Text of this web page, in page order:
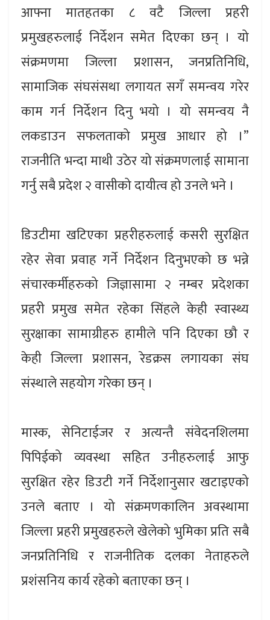
आफ्ना मातहतका ८ वटै जिल्ला प्रहरी
प्रमुखहरुलाई निर्देशन समेत दिएका छन् । यो
संक्रमणमा जिल्ला प्रशासन, जनप्रतिनिधि,
सामाजिक संघसंसथा लगायत सगँ समन्वय गरेर
काम गर्न निर्देशन दिनु भयो । यो समन्वय नै
लकडाउन सफलताको प्रमुख आधार हो ।”
राजनीति भन्दा माथी उठेर यो संक्रमणलाई सामाना
गर्नु सबै प्रदेश २ वासीको दायीत्व हो उनले भने ।
डिउटीमा खटिएका प्रहरीहरुलाई कसरी सुरक्षित
रहेर सेवा प्रवाह गर्ने निर्देशन दिनुभएको छ भन्ने
संचारकर्मीहरुको जिज्ञासामा २ नम्बर प्रदेशका
प्रहरी प्रमुख समेत रहेका सिंहले केही स्वास्थ्य
सुरक्षाका सामाग्रीहरु हामीले पनि दिएका छौ र
केही जिल्ला प्रशासन, रेडक्रस लगायका संघ
संस्थाले सहयोग गरेका छन् ।
मास्क, सेनिटाईजर र अत्यन्तै संवेदनशिलमा
पिपिईको व्यवस्था सहित उनीहरुलाई आफु
सुरक्षित रहेर डिउटी गर्ने निर्देशानुसार खटाइएको
उनले बताए । यो संक्रमणकालिन अवस्थामा
जिल्ला प्रहरी प्रमुखहरुले खेलेको भुमिका प्रति सबै
जनप्रतिनिधि र राजनीतिक दलका नेताहरुले
प्रशंसनिय कार्य रहेको बताएका छन् ।